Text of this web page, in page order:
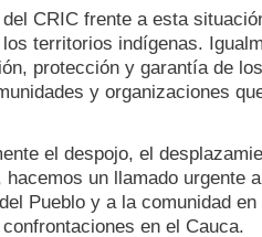
CRIC frente a esta
territorios indígenas.
protección y garantía de
y organizaciones
el despojo, el
un llamado urgente
Pueblo y a la comunidad
en el Cauca.